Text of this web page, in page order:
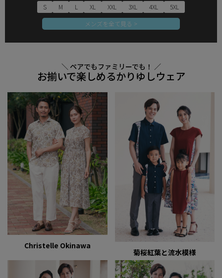
S
M L XL XXL 3XL 4XL
5XL
メンズを全て見る >
＼ ペアでもファミリーでも！ ／
お揃いで楽しめるかりゆしウェア
Christelle Okinawa
菊桜紅葉と流水模様